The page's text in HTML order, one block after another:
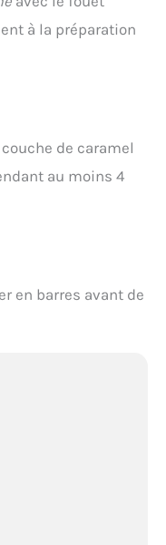
à la préparation
de caramel
au moins 4
en barres avant de